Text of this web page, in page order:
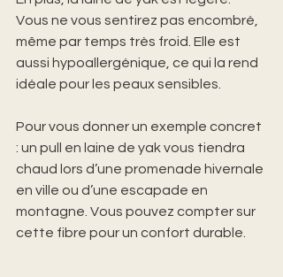
Vous ne vous sentirez pas encombré,
même par temps très froid. Elle est
aussi hypoallergénique, ce qui la rend
idéale pour les peaux sensibles.
Pour vous donner un exemple concret
: un pull en laine de yak vous tiendra
chaud lors d’une promenade hivernale
en ville ou d’une escapade en
montagne. Vous pouvez compter sur
cette fibre pour un confort durable.